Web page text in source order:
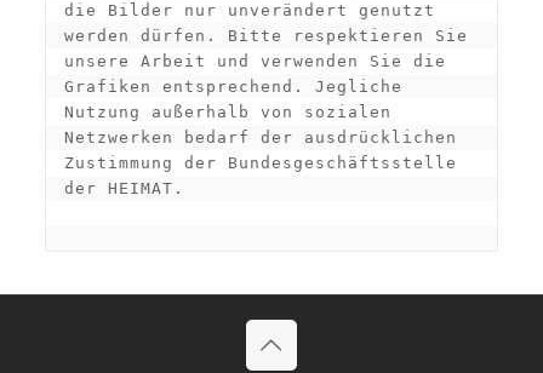
die Bilder nur unverändert genutzt
werden dürfen. Bitte respektieren Sie
unsere Arbeit und verwenden Sie die
Grafiken entsprechend. Jegliche
Nutzung außerhalb von sozialen
Netzwerken bedarf der ausdrücklichen
Zustimmung der Bundesgeschäftsstelle
der HEIMAT.